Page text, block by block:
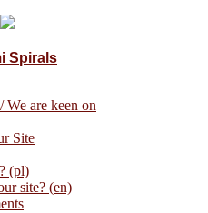
Spirals
We are keen on
Site
(pl)
site? (en)